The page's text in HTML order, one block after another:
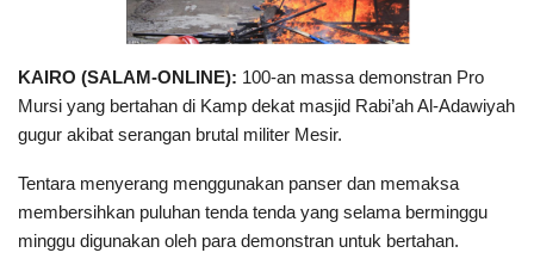
KAIRO (SALAM-ONLINE): 100-an massa demonstran Pro
Mursi yang bertahan di Kamp dekat masjid Rabi’ah Al-Adawiyah
gugur akibat serangan brutal militer Mesir.
Tentara menyerang menggunakan panser dan memaksa
membersihkan puluhan tenda tenda yang selama berminggu
minggu digunakan oleh para demonstran untuk bertahan.